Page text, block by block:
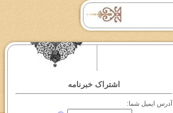
اشتراک خبرنامه
آدرس ایمیل شما: